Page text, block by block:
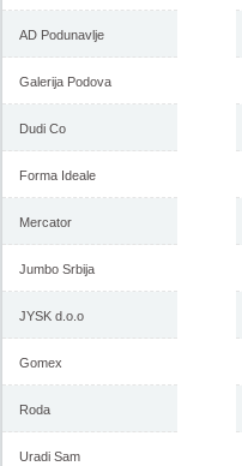
AD Podunavlje
Galerija Podova
Dudi Co
Forma Ideale
Mercator
Jumbo Srbija
JYSK d.o.o
Gomex
Roda
Uradi Sam